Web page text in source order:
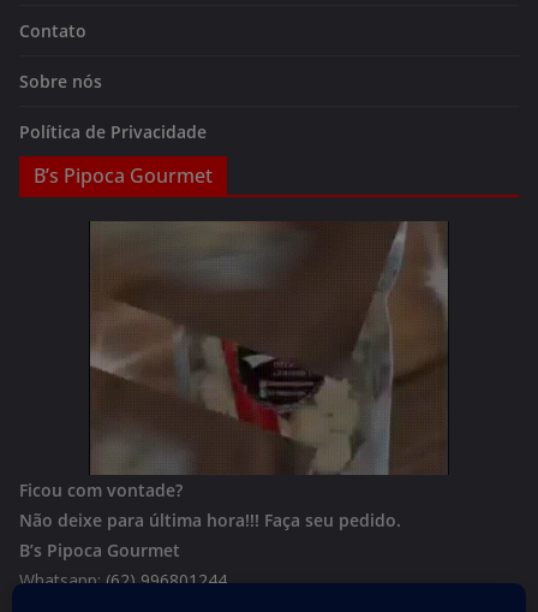
Contato
Sobre nós
Política de Privacidade
B’s Pipoca Gourmet
Ficou com vontade?
Não deixe para última hora!!! Faça seu pedido.
B’s Pipoca Gourmet
Whatsapp:(62) 996801244